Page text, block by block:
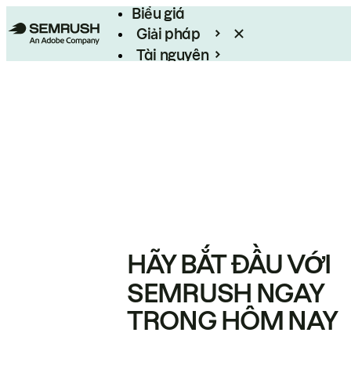
Biểu giá
Giải pháp
Tài nguyên
HÃY BẮT ĐẦU VỚI
SEMRUSH NGAY
TRONG HÔM NAY